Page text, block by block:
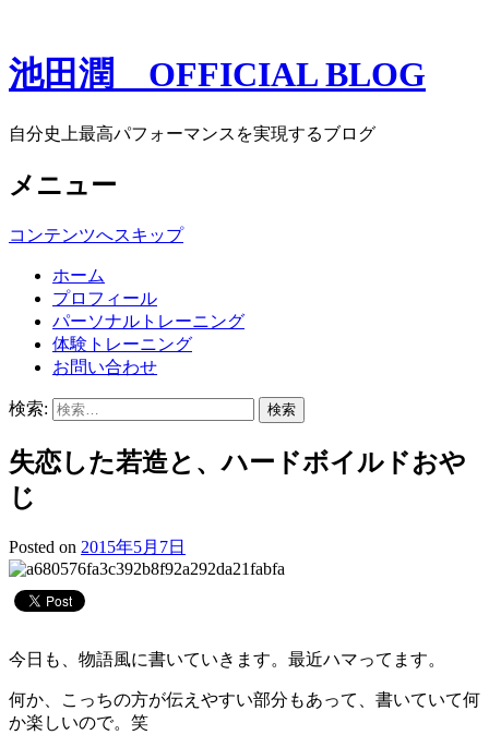
池田潤 OFFICIAL BLOG
自分史上最高パフォーマンスを実現するブログ
メニュー
コンテンツへスキップ
ホーム
プロフィール
パーソナルトレーニング
体験トレーニング
お問い合わせ
検索:
失恋した若造と、ハードボイルドおや
じ
Posted on 2015年5月7日
今日も、物語風に書いていきます。最近ハマってます。
何か、こっちの方が伝えやすい部分もあって、書いていて何
か楽しいので。笑